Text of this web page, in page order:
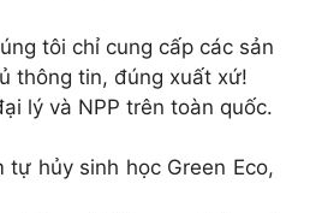
tôi chỉ cung cấp các sản
thông tin, đúng xuất xứ!
lý và NPP trên toàn quốc.
hủy sinh học Green Eco,